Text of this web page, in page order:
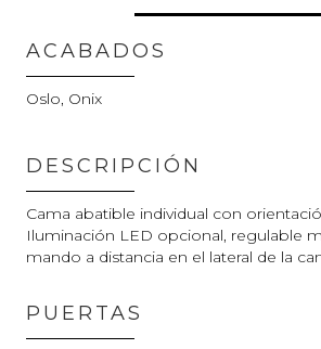
ACABADOS
Oslo, Onix
DESCRIPCIÓN
Cama abatible individual con
Iluminación LED opcional, regulable
mando a distancia en el lateral de la
PUERTAS